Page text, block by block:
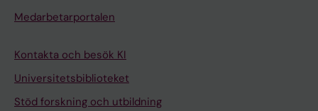
Medarbetarportalen
Kontakta och besök KI
Universitetsbiblioteket
Stöd forskning och utbildning